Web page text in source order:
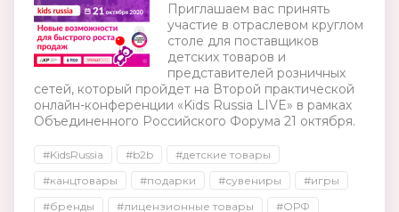
Приглашаем вас принять
участие в отраслевом круглом
столе для поставщиков
детских товаров и
представителей розничных
сетей, который пройдет на Второй практической
онлайн-конференции «Kids Russia LIVE» в рамках
Объединенного Российского Форума 21 октября.
#KidsRussia #b2b
#детские товары
#канцтовары
#подарки #сувениры
#игры
#бренды
#лицензионные товары #ОРФ